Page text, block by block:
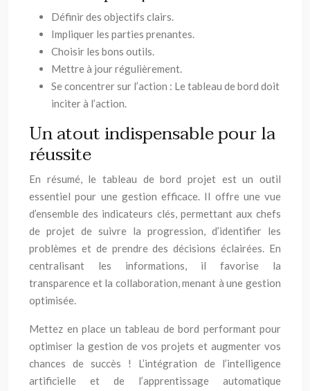
Définir des objectifs clairs.
Impliquer les parties prenantes.
Choisir les bons outils.
Mettre à jour régulièrement.
Se concentrer sur l’action : Le tableau de bord doit
inciter à l’action.
Un atout indispensable pour la
réussite
En résumé, le tableau de bord projet est un outil
essentiel pour une gestion efficace. Il offre une vue
d’ensemble des indicateurs clés, permettant aux chefs
de projet de suivre la progression, d’identifier les
problèmes et de prendre des décisions éclairées. En
centralisant les informations, il favorise la
transparence et la collaboration, menant à une gestion
optimisée.
Mettez en place un tableau de bord performant pour
optimiser la gestion de vos projets et augmenter vos
chances de succès ! L’intégration de l’intelligence
artificielle et de l’apprentissage automatique